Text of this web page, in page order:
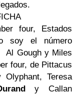
four, Estados
soy el número
Al Gough y Miles
four, de Pittacus
Olyphant, Teresa
y Callan